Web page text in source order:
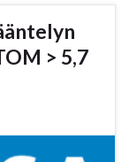
> 5,7